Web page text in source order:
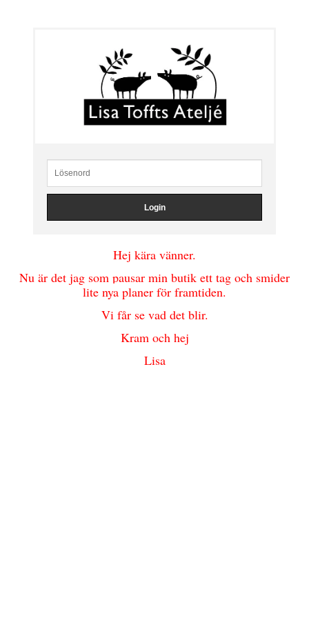
Hej kära vänner.
Nu är det jag som pausar min butik ett tag och smider
lite nya planer för framtiden.
Vi får se vad det blir.
Kram och hej
Lisa